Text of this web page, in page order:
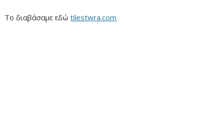
Το διαβάσαμε εδώtilestwra.com